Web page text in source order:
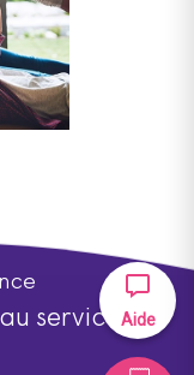
Aide
service des